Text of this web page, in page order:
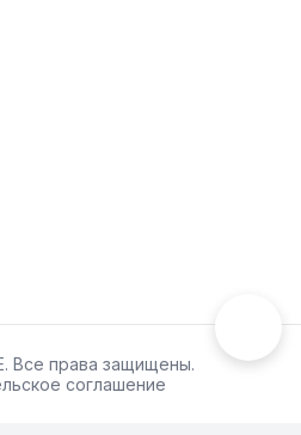
Все права защищены.
соглашение